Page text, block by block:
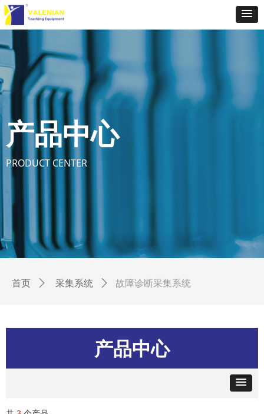
产品中心
PRODUCT CENTER
首页 ꄲ 采集系统 ꄲ 故障诊断采集系统
产品中心